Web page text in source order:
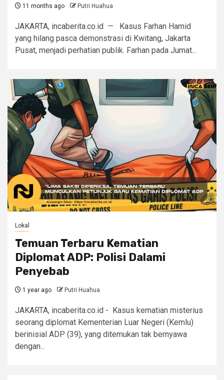
11 months ago Putri Huahua
JAKARTA, incaberita.co.id — Kasus Farhan Hamid
yang hilang pasca demonstrasi di Kwitang, Jakarta
Pusat, menjadi perhatian publik. Farhan pada Jumat...
Lokal
Temuan Terbaru Kematian
Diplomat ADP: Polisi Dalami
Penyebab
1 year ago Putri Huahua
JAKARTA, incaberita.co.id - Kasus kematian misterius
seorang diplomat Kementerian Luar Negeri (Kemlu)
berinisial ADP (39), yang ditemukan tak bernyawa
dengan...